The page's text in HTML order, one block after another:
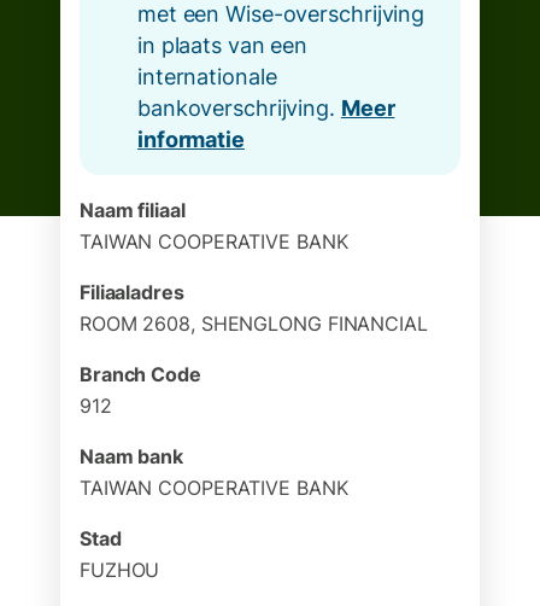
met een Wise-overschrijving
in plaats van een
internationale
bankoverschrijving. Meer
informatie
Naam filiaal
TAIWAN COOPERATIVE BANK
Filiaaladres
ROOM 2608, SHENGLONG FINANCIAL
Branch Code
912
Naam bank
TAIWAN COOPERATIVE BANK
Stad
FUZHOU